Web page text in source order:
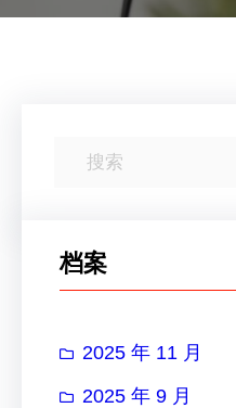
档案
2025 年 11 月
2025 年 9 月